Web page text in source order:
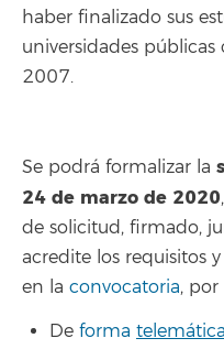
haber finalizado sus
universidades
2007.
Se podrá formalizar la
24 de marzo de 2020
de solicitud, firmado,
acredite los requisitos
en la convocatoria, por
De forma telemática